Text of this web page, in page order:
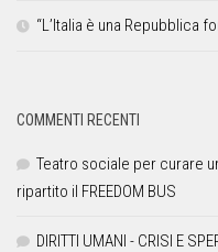
“L’Italia è una Repubblica
COMMENTI RECENTI
Teatro sociale per curare
ripartito il FREEDOM BUS
DIRITTI UMANI - CRISI E